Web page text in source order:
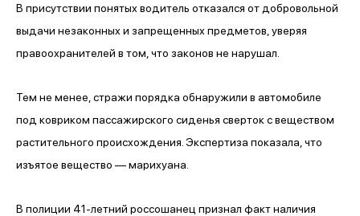
В присутствии понятых водитель отказался от добровольной
выдачи незаконных и запрещенных предметов, уверяя
правоохранителей в том, что законов не нарушал.
Тем не менее, стражи порядка обнаружили в автомобиле
под ковриком пассажирского сиденья сверток с веществом
растительного происхождения. Экспертиза показала, что
изъятое вещество — марихуана.
В полиции 41-летний россошанец признал факт наличия